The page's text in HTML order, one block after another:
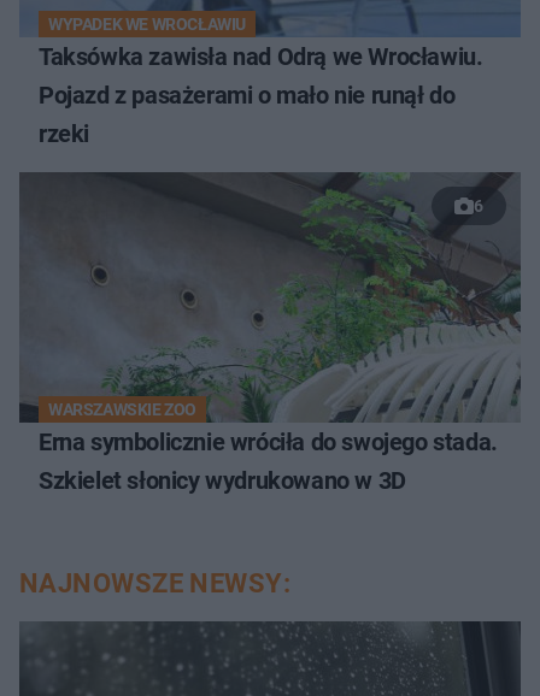
WYPADEK WE WROCŁAWIU
Taksówka zawisła nad Odrą we Wrocławiu.
Pojazd z pasażerami o mało nie runął do
rzeki
6
WARSZAWSKIE ZOO
Erna symbolicznie wróciła do swojego stada.
Szkielet słonicy wydrukowano w 3D
NAJNOWSZE NEWSY: